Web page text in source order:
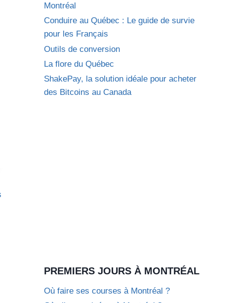
Montréal
Conduire au Québec : Le guide de survie
pour les Français
Outils de conversion
La flore du Québec
ShakePay, la solution idéale pour acheter
des Bitcoins au Canada
PREMIERS JOURS À MONTRÉAL
Où faire ses courses à Montréal ?